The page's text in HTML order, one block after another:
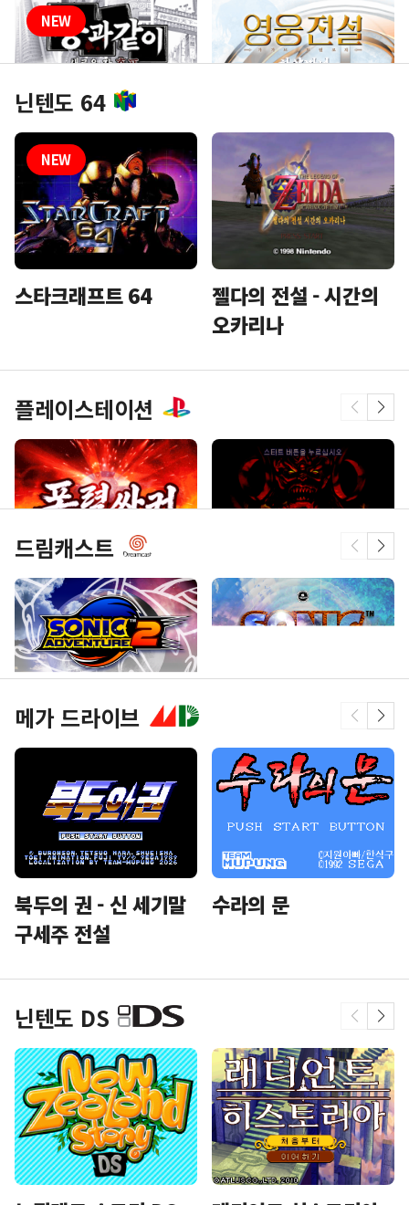
흑표 - 용과같이 신장
닌텐도 64
스타크래프트 64
젤다의 전설 - 시간의
오카리나
플레이스테이션
폭렬 싸커 디아블로 1
드림캐스트
소닉 어드벤처 2
소닉 어드벤처 -
인터내셔널
메가 드라이브
북두의 권 - 신 세기말
구세주 전설
수라의 문
닌텐도 DS